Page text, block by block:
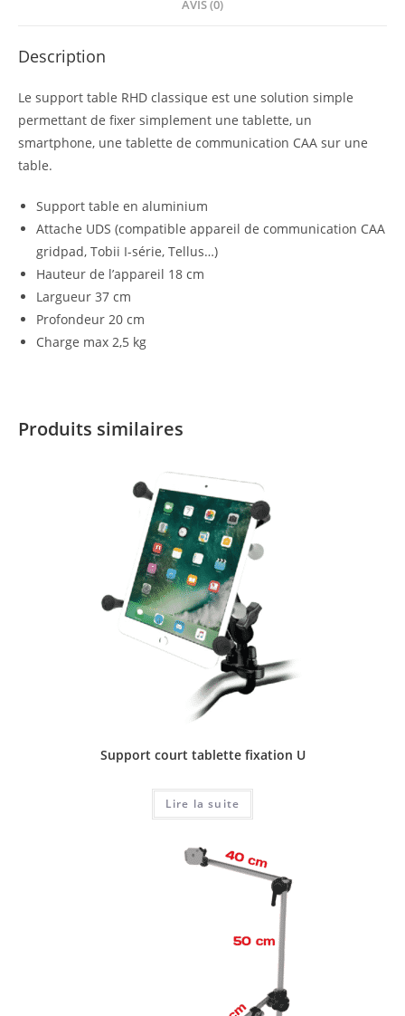
AVIS (0)
Description
Le support table RHD classique est une solution simple
permettant de fixer simplement une tablette, un
smartphone, une tablette de communication CAA sur une
table.
Support table en aluminium
Attache UDS (compatible appareil de communication CAA
gridpad, Tobii I-série, Tellus…)
Hauteur de l’appareil 18 cm
Largueur 37 cm
Profondeur 20 cm
Charge max 2,5 kg
Produits similaires
Support court tablette fixation U
Lire la suite